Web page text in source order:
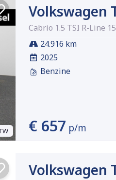
Volkswagen
Cabrio 1.5 TSI R-Line
24.916 km
2025
Benzine
€ 657 p/m
Volkswagen